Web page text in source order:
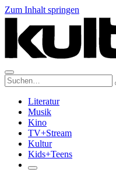
Zum Inhalt springen
Suche:
Literatur
Musik
Kino
TV+Stream
Kultur
Kids+Teens